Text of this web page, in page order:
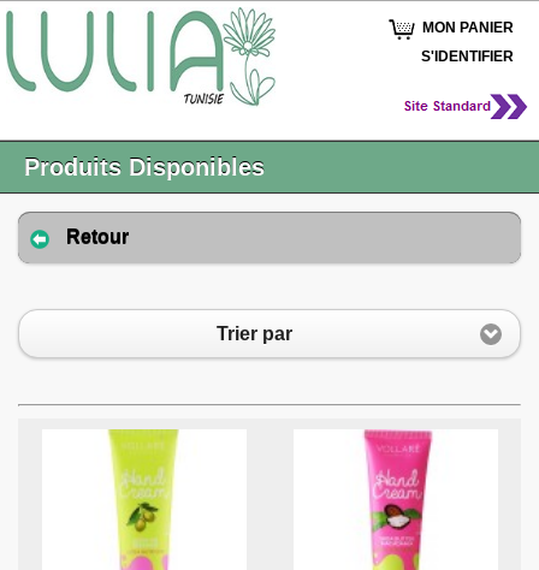
MON PANIER
S'IDENTIFIER
Produits Disponibles
Retour
Trier par